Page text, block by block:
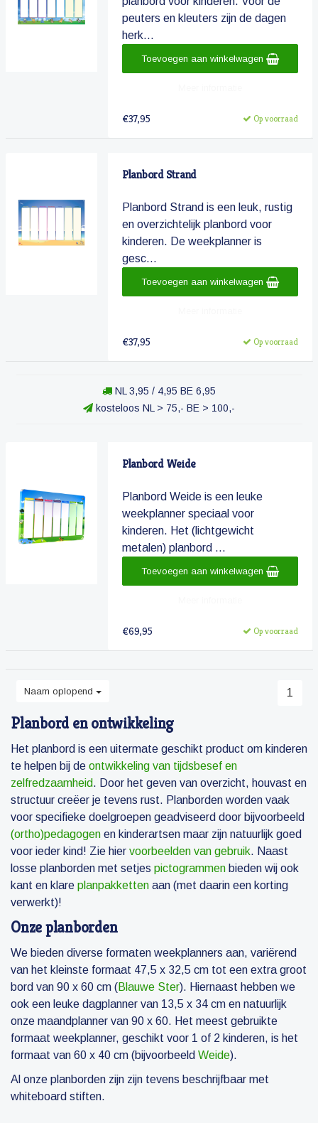
peuters en kleuters zijn de dagen
herk...
€37,95 Op voorraad
Toevoegen aan winkelwagen
Planbord Strand
Planbord Strand is een leuk, rustig
en overzichtelijk planbord voor
kinderen. De weekplanner is
gesc...
€37,95 Op voorraad
Toevoegen aan winkelwagen
NL 3,95 / 4,95 BE 6,95
kosteloos NL > 75,- BE > 100,-
Planbord Weide
Planbord Weide is een leuke
weekplanner speciaal voor
kinderen. Het (lichtgewicht
metalen) planbord ...
€69,95 Op voorraad
Toevoegen aan winkelwagen
Naam oplopend 1
Planbord en ontwikkeling
Het planbord is een uitermate geschikt product om kinderen
te helpen bij de ontwikkeling van tijdsbesef en
zelfredzaamheid. Door het geven van overzicht, houvast en
structuur creëer je tevens rust. Planborden worden vaak
voor specifieke doelgroepen geadviseerd door bijvoorbeeld
(ortho)pedagogen en kinderartsen maar zijn natuurlijk goed
voor ieder kind! Zie hier voorbeelden van gebruik. Naast
losse planborden met setjes pictogrammen bieden wij ook
kant en klare planpakketten aan (met daarin een korting
verwerkt)!
Onze planborden
We bieden diverse formaten weekplanners aan, variërend
van het kleinste formaat 47,5 x 32,5 cm tot een extra groot
bord van 90 x 60 cm (Blauwe Ster). Hiernaast hebben we
ook een leuke dagplanner van 13,5 x 34 cm en natuurlijk
onze maandplanner van 90 x 60. Het meest gebruikte
formaat weekplanner, geschikt voor 1 of 2 kinderen, is het
formaat van 60 x 40 cm (bijvoorbeeld Weide).
Al onze planborden zijn zijn tevens beschrijfbaar met
whiteboard stiften.